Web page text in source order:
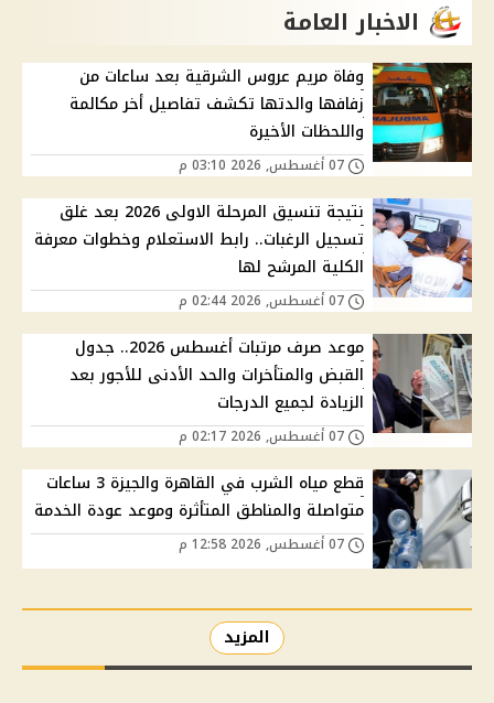
الاخبار العامة
وفاة مريم عروس الشرقية بعد ساعات من
زفافها والدتها تكشف تفاصيل أخر مكالمة
واللحظات الأخيرة
نتيجة تنسيق المرحلة الاولى 2026 بعد غلق
تسجيل الرغبات.. رابط الاستعلام وخطوات معرفة
الكلية المرشح لها
موعد صرف مرتبات أغسطس 2026.. جدول
القبض والمتأخرات والحد الأدنى للأجور بعد
الزيادة لجميع الدرجات
قطع مياه الشرب في القاهرة والجيزة 3 ساعات
متواصلة والمناطق المتأثرة وموعد عودة الخدمة
المزيد